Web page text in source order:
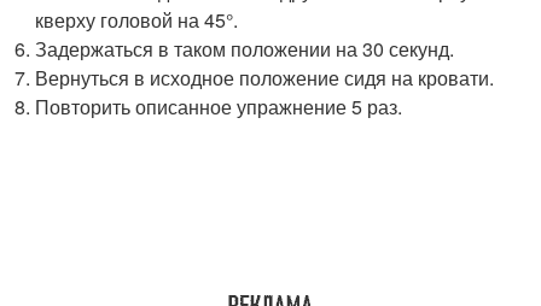
кверху головой на 45°.
Задержаться в таком положении на 30 секунд.
Вернуться в исходное положение сидя на кровати.
Повторить описанное упражнение 5 раз.